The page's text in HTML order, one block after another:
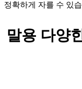
정확하게 자를 수 있
말용 다양